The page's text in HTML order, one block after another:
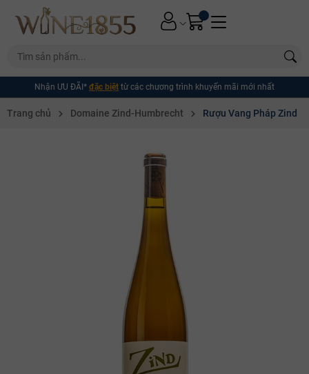
Nhận ƯU ĐÃI* đặc biệt từ các chương trình khuyến mãi mới nhất
Trang chủ Domaine Zind-Humbrecht Rượu Vang Pháp Zind